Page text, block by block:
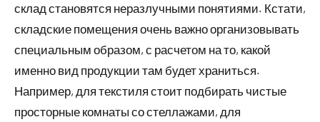
склад становятся неразлучными понятиями. Кстати,
складские помещения очень важно организовывать
специальным образом, с расчетом на то, какой
именно вид продукции там будет храниться.
Например, для текстиля стоит подбирать чистые
просторные комнаты со стеллажами, для